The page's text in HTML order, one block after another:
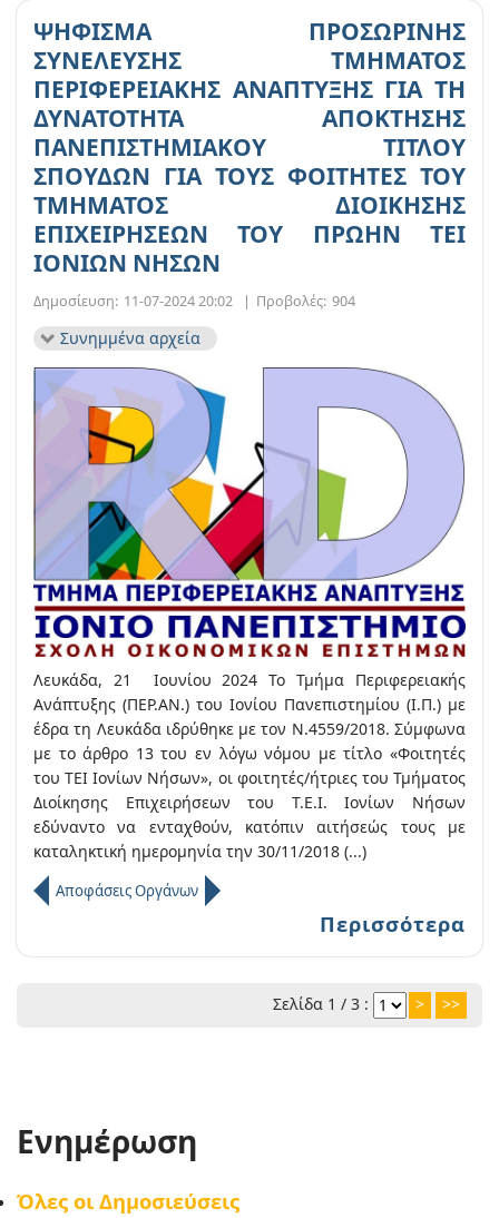
ΨΗΦΙΣΜΑ ΠΡΟΣΩΡΙΝΗΣ
ΣΥΝΕΛΕΥΣΗΣ ΤΜΗΜΑΤΟΣ
ΠΕΡΙΦΕΡΕΙΑΚΗΣ ΑΝΑΠΤΥΞΗΣ ΓΙΑ ΤΗ
ΔΥΝΑΤΟΤΗΤΑ ΑΠΟΚΤΗΣΗΣ
ΠΑΝΕΠΙΣΤΗΜΙΑΚΟΥ ΤΙΤΛΟΥ
ΣΠΟΥΔΩΝ ΓΙΑ ΤΟΥΣ ΦΟΙΤΗΤΕΣ ΤΟΥ
ΤΜΗΜΑΤΟΣ ΔΙΟΙΚΗΣΗΣ
ΕΠΙΧΕΙΡΗΣΕΩΝ ΤΟΥ ΠΡΩΗΝ ΤΕΙ
ΙΟΝΙΩΝ ΝΗΣΩΝ
Δημοσίευση: 11-07-2024 20:02 | Προβολές: 904
Συνημμένα αρχεία
Λευκάδα, 21 Ιουνίου 2024 Το Τμήμα Περιφερειακής
Ανάπτυξης (ΠΕΡ.ΑΝ.) του Ιονίου Πανεπιστημίου (Ι.Π.) με
έδρα τη Λευκάδα ιδρύθηκε με τον Ν.4559/2018. Σύμφωνα
με το άρθρο 13 του εν λόγω νόμου με τίτλο «Φοιτητές
του ΤΕΙ Ιονίων Νήσων», οι φοιτητές/ήτριες του Τμήματος
Διοίκησης Επιχειρήσεων του Τ.Ε.Ι. Ιονίων Νήσων
εδύναντο να ενταχθούν, κατόπιν αιτήσεώς τους με
καταληκτική ημερομηνία την 30/11/2018 (...)
Αποφάσεις Οργάνων
Περισσότερα
Σελίδα 1 / 3 : > >>
Ενημέρωση
Όλες οι Δημοσιεύσεις